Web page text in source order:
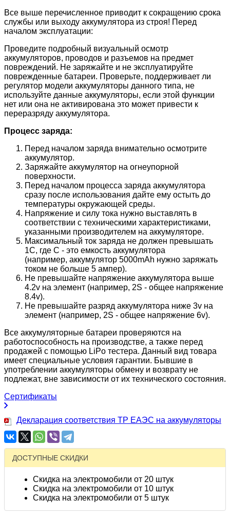
Все выше перечисленное приводит к сокращению срока
службы или выходу аккумулятора из строя! Перед
началом эксплуатации:
Проведите подробный визуальный осмотр
аккумуляторов, проводов и разъемов на предмет
повреждений. Не заряжайте и не эксплуатируйте
поврежденные батареи. Проверьте, поддерживает ли
регулятор модели аккумуляторы данного типа, не
используйте данные аккумуляторы, если этой функции
нет или она не активирована это может привести к
переразряду аккумулятора.
Процесс заряда:
Перед началом заряда внимательно осмотрите
аккумулятор.
Заряжайте аккумулятор на огнеупорной
поверхности.
Перед началом процесса заряда аккумулятора
сразу после использования дайте ему остыть до
температуры окружающей среды.
Напряжение и силу тока нужно выставлять в
соответствии с техническими характеристиками,
указанными производителем на аккумуляторе.
Максимальный ток заряда не должен превышать
1С, где С - это емкость аккумулятора
(например, аккумулятор 5000mAh нужно заряжать
током не больше 5 ампер).
Не превышайте напряжение аккумулятора выше
4.2v на элемент (например, 2S - общее напряжение
8.4v).
Не превышайте разряд аккумулятора ниже 3v на
элемент (например, 2S - общее напряжение 6v).
Все аккумуляторные батареи проверяются на
работоспособность на производстве, а также перед
продажей с помощью LiPo тестера. Данный вид товара
имеет специальные условия гарантии. Бывшие в
употреблении аккумуляторы обмену и возврату не
подлежат, вне зависимости от их технического состояния.
Сертификаты
Декларация соответствия ТР ЕАЭС на аккумуляторы
ДОСТУПНЫЕ СКИДКИ
Скидка на электромобили от 20 штук
Скидка на электромобили от 10 штук
Скидка на электромобили от 5 штук